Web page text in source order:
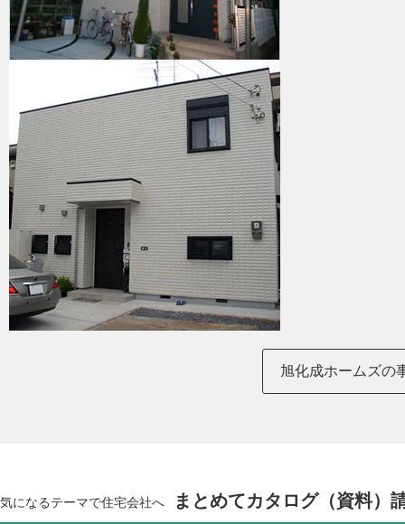
旭化成ホームズの
気になるテーマで住宅会社へ まとめてカタログ（資料）